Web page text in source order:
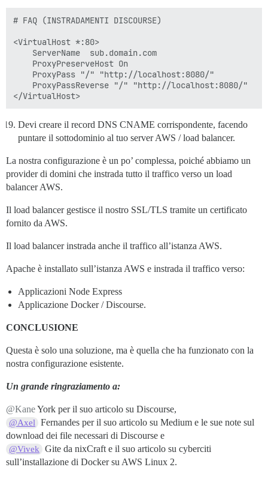
run:
  - exec: echo "Inizio dei comandi personalizzati"
## Se desideri impostare l'indirizzo email 'From'
## Dopo aver ricevuto la prima email di
#- exec: rails r
# FAQ (INSTRADAMENTI DISCOURSE)
<VirtualHost *:80>
    ProxyPass "/" "http://localhost:8080/"
    ProxyPassReverse "/" "http://localhost:8080/"
Devi creare il record DNS CNAME corrispondente, facendo
puntare il sottodominio al tuo server AWS / load balancer.
La nostra configurazione è un po’ complessa, poiché abbiamo un
provider di domini che instrada tutto il traffico verso un load
balancer AWS.
Il load balancer gestisce il nostro SSL/TLS tramite un certificato
fornito da AWS.
Il load balancer instrada anche il traffico all’istanza AWS.
Apache è installato sull’istanza AWS e instrada il traffico verso:
Applicazioni Node Express
Applicazione Docker / Discourse.
CONCLUSIONE
Questa è solo una soluzione, ma è quella che ha funzionato con la
nostra configurazione esistente.
Un grande ringraziamento a:
@KaneYork per il suo articolo su Discourse,
@Axel Fernandes per il suo articolo su Medium e le sue note sul
download dei file necessari di Discourse e
@Vivek Gite da nixCraft e il suo articolo su cyberciti
sull’installazione di Docker su AWS Linux 2.